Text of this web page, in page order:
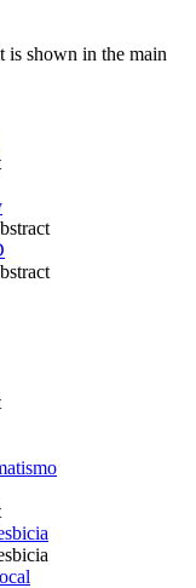
is shown in the main